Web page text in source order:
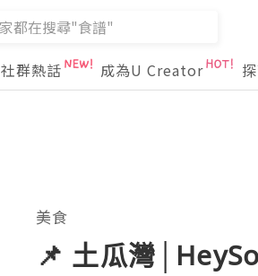
社群熱話 成為U Creator
美食
📌 土瓜灣